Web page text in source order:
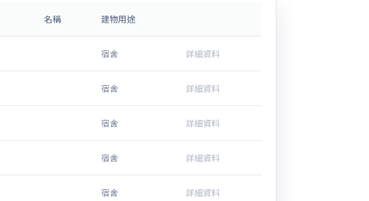
名稱 建物用途
宿舍 詳細資料
宿舍 詳細資料
宿舍 詳細資料
宿舍 詳細資料
宿舍 詳細資料